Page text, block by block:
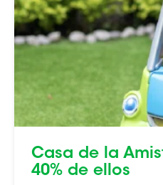
Casa de la
40% de ellos